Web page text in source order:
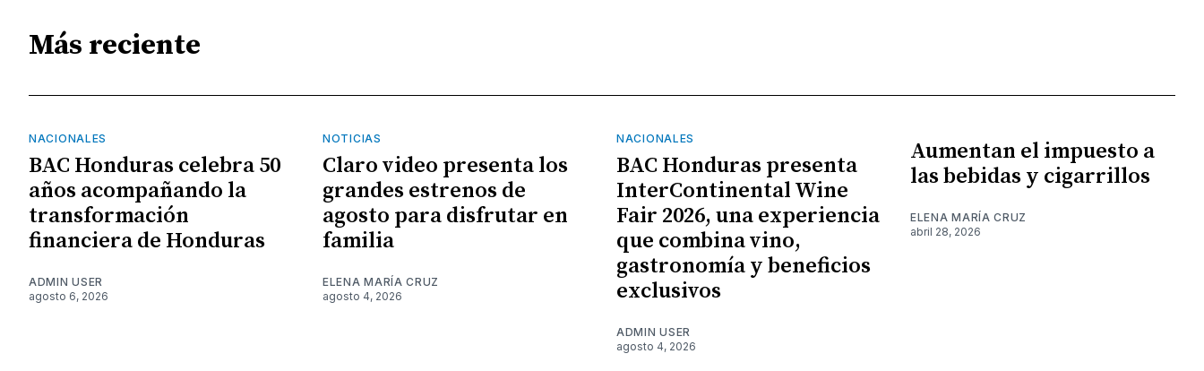
Más reciente
NACIONALES
BAC Honduras celebra 50
años acompañando la
transformación
financiera de Honduras
ADMIN USER
agosto 6, 2026
NOTICIAS
Claro video presenta los
grandes estrenos de
agosto para disfrutar en
familia
ELENA MARÍA CRUZ
agosto 4, 2026
NACIONALES
BAC Honduras presenta
InterContinental Wine
Fair 2026, una experiencia
que combina vino,
gastronomía y beneficios
exclusivos
ADMIN USER
agosto 4, 2026
Aumentan el impuesto a
las bebidas y cigarrillos
ELENA MARÍA CRUZ
abril 28, 2026